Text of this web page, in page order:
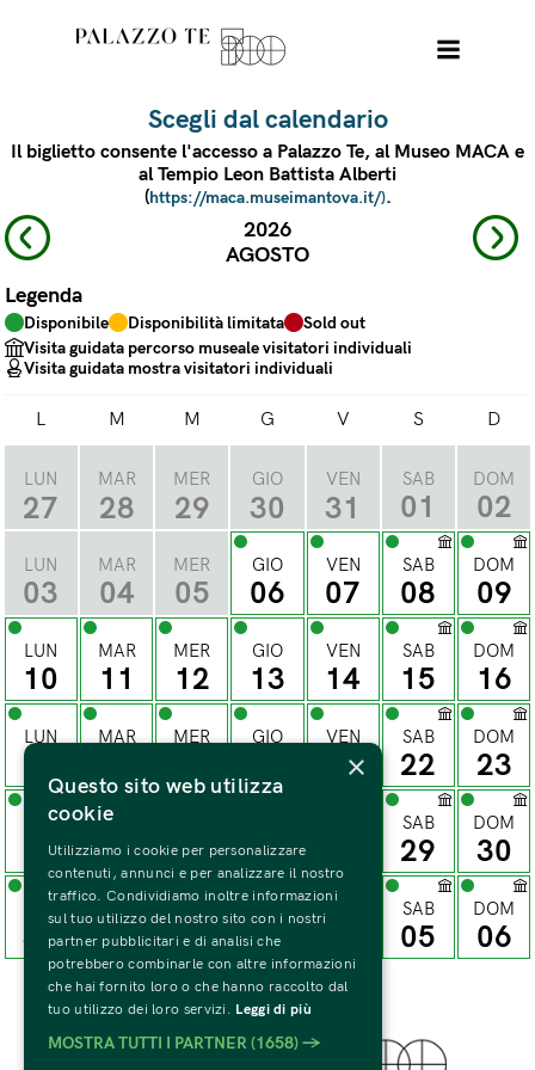
Scegli dal calendario
Il biglietto consente l'accesso a Palazzo Te, al Museo MACA e
al Tempio Leon Battista Alberti
(https://maca.museimantova.it/).
2026
AGOSTO
Legenda
Disponibile Disponibilità limitata
Sold out
Visita guidata percorso museale visitatori individuali
Visita guidata mostra visitatori individuali
L M M G V S D
LUN
27
MAR
28
MER
29
GIO
30
VEN
31
SAB
01
DOM
02
LUN
03
MAR
04
MER
05
GIO
06
VEN
07
SAB
08
DOM
09
LUN
10
MAR
11
MER
12
GIO
13
VEN
14
SAB
15
DOM
16
LUN
17
MAR MER GIO VEN
21
SAB
22
DOM
23
LUN
24
MAR
25 26 27
SAB
29
DOM
30
31
MAR
01
MER
02
GIO
03
SAB
05
DOM
06
×
Questo sito web utilizza
cookie
Utilizziamo i cookie per personalizzare
contenuti, annunci e per analizzare il nostro
traffico. Condividiamo inoltre informazioni
sul tuo utilizzo del nostro sito con i nostri
partner pubblicitari e di analisi che
potrebbero combinarle con altre informazioni
che hai fornito loro o che hanno raccolto dal
tuo utilizzo dei loro servizi. Leggi di più
MOSTRA TUTTI I PARTNER (1658) →